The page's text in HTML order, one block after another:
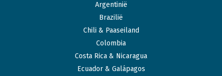
Argentinië
Brazilië
Chili & Paaseiland
Colombia
Costa Rica & Nicaragua
Ecuador & Galápagos